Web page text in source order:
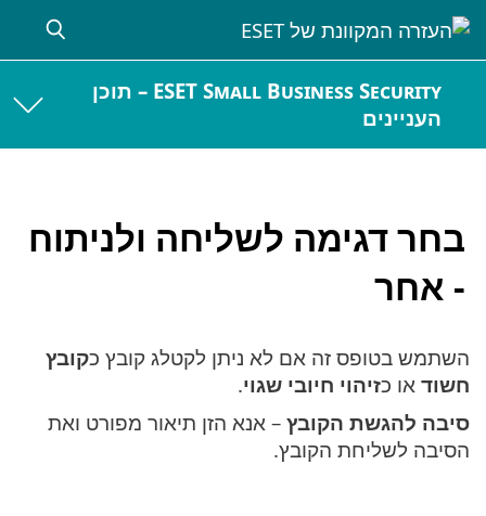
ESET Small Business Security – תוכן
העניינים
בחר דגימה לשליחה ולניתוח
- אחר
השתמש בטופס זה אם לא ניתן לקטלג קובץ כקובץ
חשוד או כזיהוי חיובי שגוי.
סיבה להגשת הקובץ – אנא הזן תיאור מפורט ואת
הסיבה לשליחת הקובץ.